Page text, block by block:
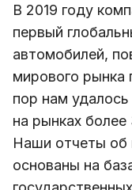
В 2019 году
первый
автомобилей,
мирового
пор нам
на рынках более
Наши отчеты об
основаны на